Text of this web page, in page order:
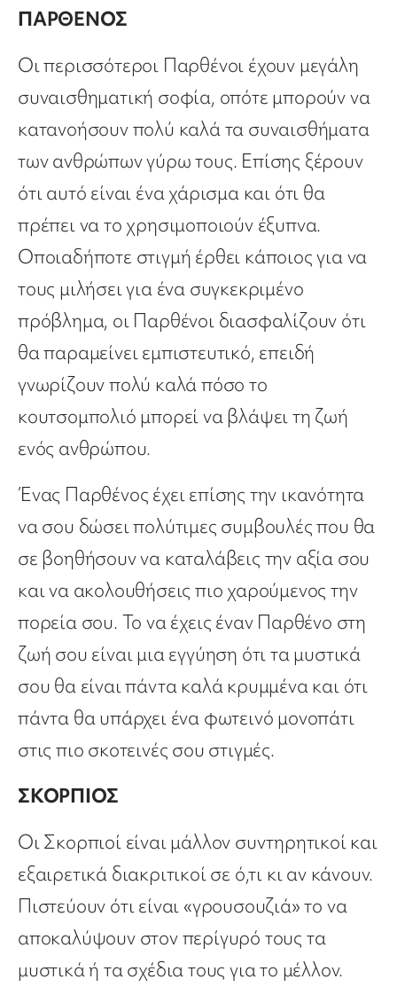
ΠΑΡΘΕΝΟΣ
Οι περισσότεροι Παρθένοι έχουν μεγάλη
συναισθηματική σοφία, οπότε μπορούν να
κατανοήσουν πολύ καλά τα συναισθήματα
των ανθρώπων γύρω τους. Επίσης ξέρουν
ότι αυτό είναι ένα χάρισμα και ότι θα
πρέπει να το χρησιμοποιούν έξυπνα.
Οποιαδήποτε στιγμή έρθει κάποιος για να
τους μιλήσει για ένα συγκεκριμένο
πρόβλημα, οι Παρθένοι διασφαλίζουν ότι
θα παραμείνει εμπιστευτικό, επειδή
γνωρίζουν πολύ καλά πόσο το
κουτσομπολιό μπορεί να βλάψει τη ζωή
ενός ανθρώπου.
Ένας Παρθένος έχει επίσης την ικανότητα
να σου δώσει πολύτιμες συμβουλές που θα
σε βοηθήσουν να καταλάβεις την αξία σου
και να ακολουθήσεις πιο χαρούμενος την
πορεία σου. Το να έχεις έναν Παρθένο στη
ζωή σου είναι μια εγγύηση ότι τα μυστικά
σου θα είναι πάντα καλά κρυμμένα και ότι
πάντα θα υπάρχει ένα φωτεινό μονοπάτι
στις πιο σκοτεινές σου στιγμές.
ΣΚΟΡΠΙΟΣ
Οι Σκορπιοί είναι μάλλον συντηρητικοί και
εξαιρετικά διακριτικοί σε ό,τι κι αν κάνουν.
Πιστεύουν ότι είναι «γρουσουζιά» το να
αποκαλύψουν στον περίγυρό τους τα
μυστικά ή τα σχέδια τους για το μέλλον.